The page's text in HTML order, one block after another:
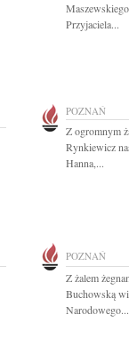
Przyjaciela...
POZNAŃ
Z ogromnym
Rynkiewicz
Hanna,...
POZNAŃ
Z żalem
Buchowską
Narodowego...